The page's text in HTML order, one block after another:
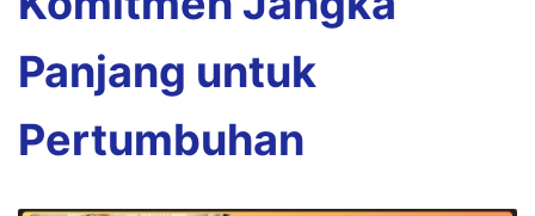
Panjang untuk
Pertumbuhan